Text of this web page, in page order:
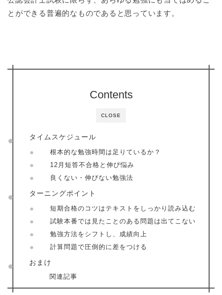
とができる普遍的なものであると思っています。
CLOSE
Contents
タイムスケジュール
根本的な勉強時間は足りているか？
12月短答不合格と伸び悩み
良くない・伸びない勉強法
ターニングポイント
短期合格のコツはテキストをしっかり読み込む
試験本番では見たことのある問題は出てこない
勉強方法をシフトし、成績向上
計算問題で圧倒的に差をつける
おまけ
関連記事